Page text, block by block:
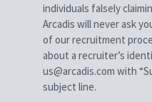
individuals falsely
Arcadis will never ask
of our recruitment
about a recruiter’s
us@arcadis.com with
subject line.